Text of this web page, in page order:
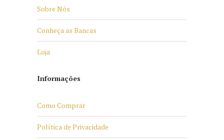
Sobre Nós
Conheça as Bancas
Loja
Informações
Como Comprar
Política de Privacidade